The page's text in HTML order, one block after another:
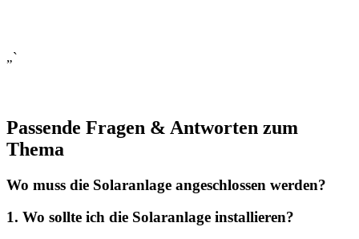
„`
Passende Fragen & Antworten⁢ zum
Thema
Wo muss die Solaranlage angeschlossen​ werden?
1. Wo sollte ich die Solaranlage installieren?